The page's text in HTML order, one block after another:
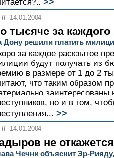
// 14.01.2004
тысяче за каждого
Дону решили платить
за каждое раскрытое
будут получать из
в размере от 1 до 2
что таким образом
заинтересованы
но и в том,
>>
// 14.01.2004
не
Чечни объяснит Эр-